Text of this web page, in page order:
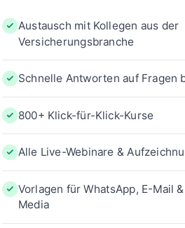
Austausch mit Kollegen aus der
Versicherungsbranche
Schnelle Antworten auf Fragen
800+ Klick-für-Klick-Kurse
Alle Live-Webinare &
Vorlagen für WhatsApp, E-Mail
Media